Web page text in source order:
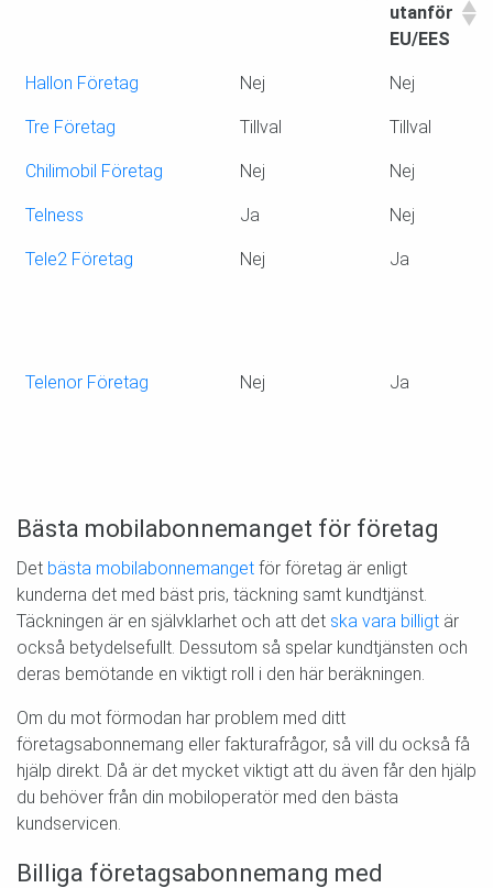
utanför
EU/EES
Företagsabonnemang Företagsväxel
Surf
EU/EES
Hallon Företag Nej Nej
Tre Företag Tillval Tillval
Chilimobil Företag Nej Nej
Telness Ja Nej
Tele2 Företag Nej Ja
Telenor Företag Nej Ja
Bästa mobilabonnemanget för företag
Det bästa mobilabonnemanget för företag är enligt
kunderna det med bäst pris, täckning samt kundtjänst.
Täckningen är en självklarhet och att det ska vara billigt är
också betydelsefullt. Dessutom så spelar kundtjänsten och
deras bemötande en viktigt roll i den här beräkningen.
Om du mot förmodan har problem med ditt
företagsabonnemang eller fakturafrågor, så vill du också få
hjälp direkt. Då är det mycket viktigt att du även får den hjälp
du behöver från din mobiloperatör med den bästa
kundservicen.
Billiga företagsabonnemang med